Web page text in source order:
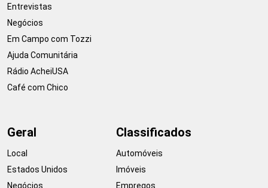
Entrevistas
Negócios
Em Campo com Tozzi
Ajuda Comunitária
Rádio AcheiUSA
Café com Chico
Geral
Local
Estados Unidos
Negócios
Classificados
Automóveis
Imóveis
Empregos